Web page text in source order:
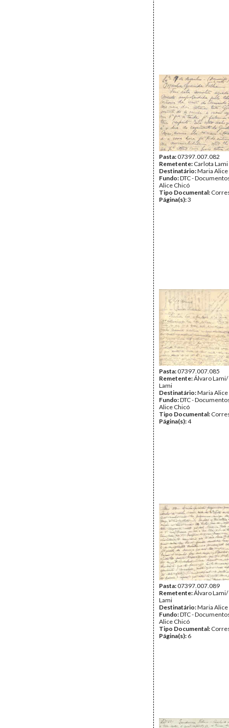
Pasta:07397.007.082
Remetente: Carlota Lami
Destinatário:Maria Alice
Fundo:DTC -
Alice Chicó
Tipo Documental:
Página(s):3
Pasta:07397.007.085
Remetente:Álvaro
Lami
Destinatário:Maria Alice
Fundo:DTC -
Alice Chicó
Tipo Documental:
Página(s):4
Pasta:07397.007.089
Remetente:Álvaro
Lami
Destinatário:Maria Alice
Fundo:DTC -
Alice Chicó
Tipo Documental:
Página(s): 6